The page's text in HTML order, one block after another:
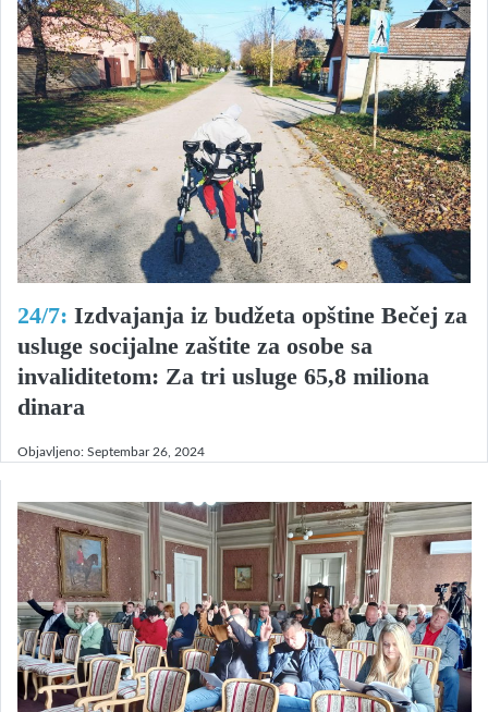
24/7: Izdvajanja iz budžeta opštine Bečej za
usluge socijalne zaštite za osobe sa
invaliditetom: Za tri usluge 65,8 miliona
dinara
Objavljeno: Septembar 26, 2024